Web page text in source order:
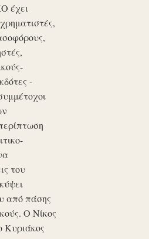
έχει
-
του
από πάσης
Ο Νίκος
Κυριάκος